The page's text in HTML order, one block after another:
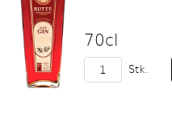
70cl
Stk.